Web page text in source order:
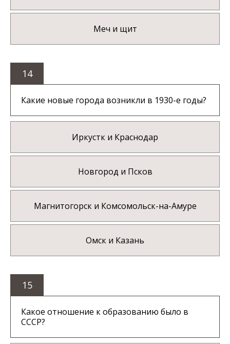
Меч и щит
14
Какие новые города возникли в 1930-е годы?
Иркустк и Краснодар
Новгород и Псков
Магнитогорск и Комсомольск-на-Амуре
Омск и Казань
15
Какое отношение к образованию было в
СССР?